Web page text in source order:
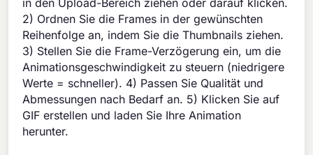
in den Upload-Bereich ziehen oder darauf klicken.
2) Ordnen Sie die Frames in der gewünschten
Reihenfolge an, indem Sie die Thumbnails ziehen.
3) Stellen Sie die Frame-Verzögerung ein, um die
Animationsgeschwindigkeit zu steuern (niedrigere
Werte = schneller). 4) Passen Sie Qualität und
Abmessungen nach Bedarf an. 5) Klicken Sie auf
GIF erstellen und laden Sie Ihre Animation
herunter.